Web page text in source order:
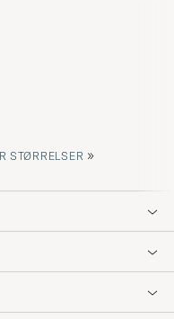
STØRRELSER »